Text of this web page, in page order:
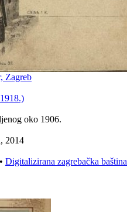
Zagreb
oko 1906.
2014
• Digitalizirana zagrebačka baština